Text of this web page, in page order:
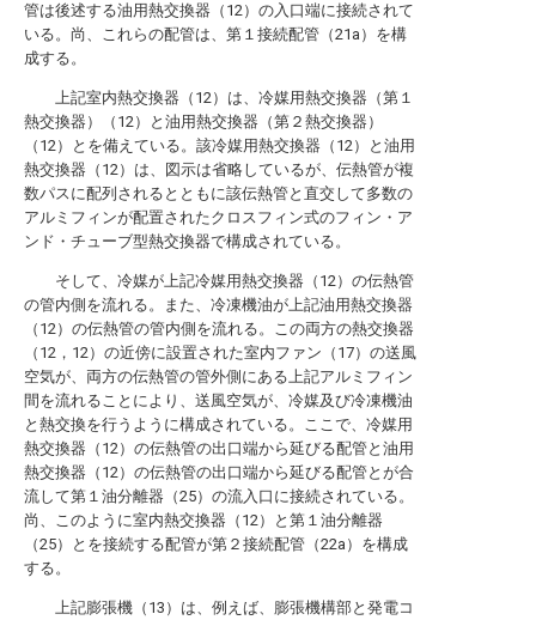
管は後述する油用熱交換器（12）の入口端に接続されて
いる。尚、これらの配管は、第１接続配管（21a）を構
成する。
上記室内熱交換器（12）は、冷媒用熱交換器（第１
熱交換器）（12）と油用熱交換器（第２熱交換器）
（12）とを備えている。該冷媒用熱交換器（12）と油用
熱交換器（12）は、図示は省略しているが、伝熱管が複
数パスに配列されるとともに該伝熱管と直交して多数の
アルミフィンが配置されたクロスフィン式のフィン・ア
ンド・チューブ型熱交換器で構成されている。
そして、冷媒が上記冷媒用熱交換器（12）の伝熱管
の管内側を流れる。また、冷凍機油が上記油用熱交換器
（12）の伝熱管の管内側を流れる。この両方の熱交換器
（12，12）の近傍に設置された室内ファン（17）の送風
空気が、両方の伝熱管の管外側にある上記アルミフィン
間を流れることにより、送風空気が、冷媒及び冷凍機油
と熱交換を行うように構成されている。ここで、冷媒用
熱交換器（12）の伝熱管の出口端から延びる配管と油用
熱交換器（12）の伝熱管の出口端から延びる配管とが合
流して第１油分離器（25）の流入口に接続されている。
尚、このように室内熱交換器（12）と第１油分離器
（25）とを接続する配管が第２接続配管（22a）を構成
する。
上記膨張機（13）は、例えば、膨張機構部と発電コ